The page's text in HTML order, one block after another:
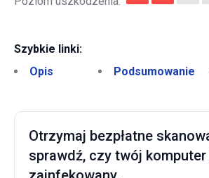
Szybkie linki:
Opis
Podsumowanie
Otrzymaj bezpłatne
sprawdź, czy twój